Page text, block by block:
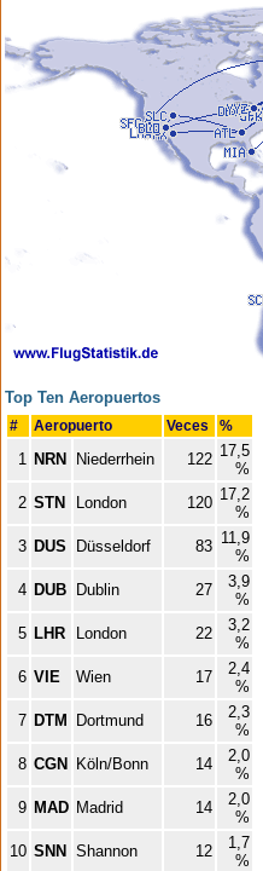
Top Ten Aeropuertos
# Aeropuerto Veces %
1 NRN Niederrhein 122 17,5
%
2 STN London 120 17,2
%
3 DUS Düsseldorf 83 11,9
%
4 DUB Dublin 27
3,9
%
5 LHR London 22
3,2
%
6 VIE Wien 17
2,4
%
7 DTM Dortmund 16
2,3
%
8 CGN Köln/Bonn 14
2,0
%
9 MAD Madrid 14
2,0
%
10 SNN Shannon 12
1,7
%